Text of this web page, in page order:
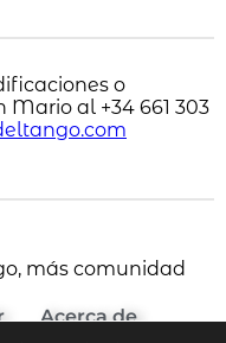
o
al +34 661 303
más comunidad
Acerca de